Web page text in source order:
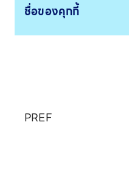
ชื่อของคุกกี้
PREF